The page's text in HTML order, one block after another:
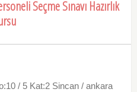
Seçme Sınavı Hazırlık
/ 5 Kat:2 Sincan / ankara